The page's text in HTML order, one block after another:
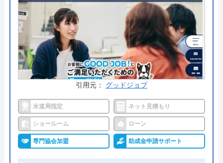
す。
出張料金や見積もり料金はかからず、トイレ交換で
はかかせない「排水形式の確認」や「取付可能トイ
レの紹介」も無料で行ってくれるので、まずは気軽
に相談してみてはいかがでしょうか。
公式サイトで
料金詳細を見る
今すぐ電話で相談する
0120-221-611
受付時間： 24時間
引用元： グッドジョブ
水道局指定 ネット見積もり
ショールーム ローン
専門協会加盟 助成金申請サポート